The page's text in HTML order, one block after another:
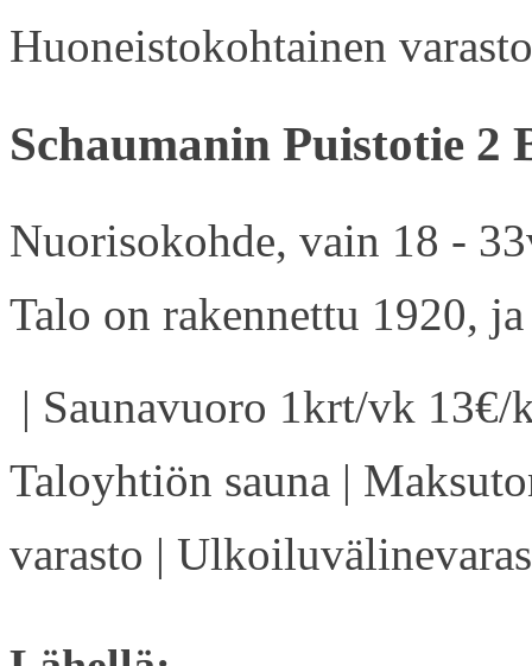
Huoneistokohtainen
Schaumanin Puistotie 2
Nuorisokohde, vain 18 -
Talo on rakennettu 1920,
| Saunavuoro 1krt/vk
Taloyhtiön sauna |
varasto |